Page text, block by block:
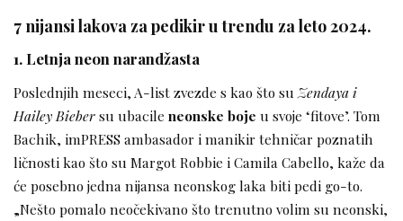
7 nijansi lakova za pedikir u trendu za leto 2024.
1. Letnja neon narandžasta
Poslednjih meseci, A-list zvezde s kao što su Zendaya i
Hailey Biebersu ubacile neonske boje u svoje ‘fitove’. Tom
Bachik, imPRESS ambasador i manikir tehničar poznatih
ličnosti kao što su Margot Robbie i Camila Cabello, kaže da
će posebno jedna nijansa neonskog laka biti pedi go-to.
„Nešto pomalo neočekivano što trenutno volim su neonski,